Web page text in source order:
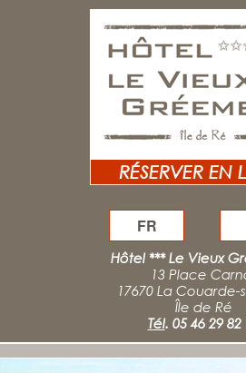
FR
Hôtel *** Le Vieux
13 Place
17670 La Couarde-
Île de Ré
Tél. 05 46 29 82